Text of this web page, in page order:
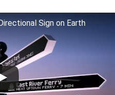
Sign on Earth